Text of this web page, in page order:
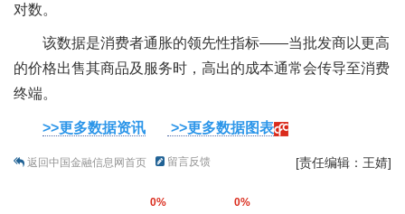
对数。
该数据是消费者通胀的领先性指标——当批发商以更高
的价格出售其商品及服务时，高出的成本通常会传导至消费
终端。
>>更多数据资讯 >>更多数据图表
返回中国金融信息网首页 留言反馈 [责任编辑：王婧]
0% 0%